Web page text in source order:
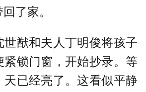
了家。
世猷和夫人丁明俊将孩子
紧锁门窗，开始抄录。等
天已经亮了。这看似平静